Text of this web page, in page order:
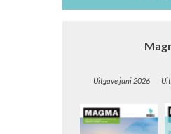
Uitgave juni 2026